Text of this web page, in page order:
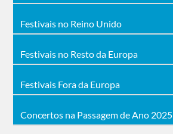
Festivais no Reino Unido
Festivais no Resto da Europa
Festivais Fora da Europa
Concertos na Passagem de Ano 2025